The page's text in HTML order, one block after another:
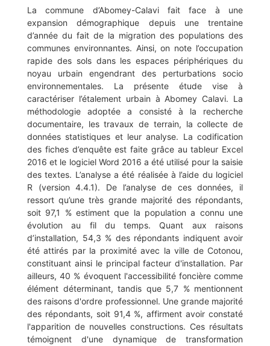
La commune d’Abomey-Calavi fait face à une
expansion démographique depuis une trentaine
d’année du fait de la migration des populations des
communes environnantes. Ainsi, on note l’occupation
rapide des sols dans les espaces périphériques du
noyau urbain engendrant des perturbations socio
environnementales. La présente étude vise à
caractériser l’étalement urbain à Abomey Calavi. La
méthodologie adoptée a consisté à la recherche
documentaire, les travaux de terrain, la collecte de
données statistiques et leur analyse. La codification
des fiches d’enquête est faite grâce au tableur Excel
2016 et le logiciel Word 2016 a été utilisé pour la saisie
des textes. L’analyse a été réalisée à l’aide du logiciel
R (version 4.4.1). De l’analyse de ces données, il
ressort qu’une très grande majorité des répondants,
soit 97,1 % estiment que la population a connu une
évolution au fil du temps. Quant aux raisons
d’installation, 54,3 % des répondants indiquent avoir
été attirés par la proximité avec la ville de Cotonou,
constituant ainsi le principal facteur d'installation. Par
ailleurs, 40 % évoquent l'accessibilité foncière comme
élément déterminant, tandis que 5,7 % mentionnent
des raisons d'ordre professionnel. Une grande majorité
des répondants, soit 91,4 %, affirment avoir constaté
l'apparition de nouvelles constructions. Ces résultats
témoignent d'une dynamique de transformation